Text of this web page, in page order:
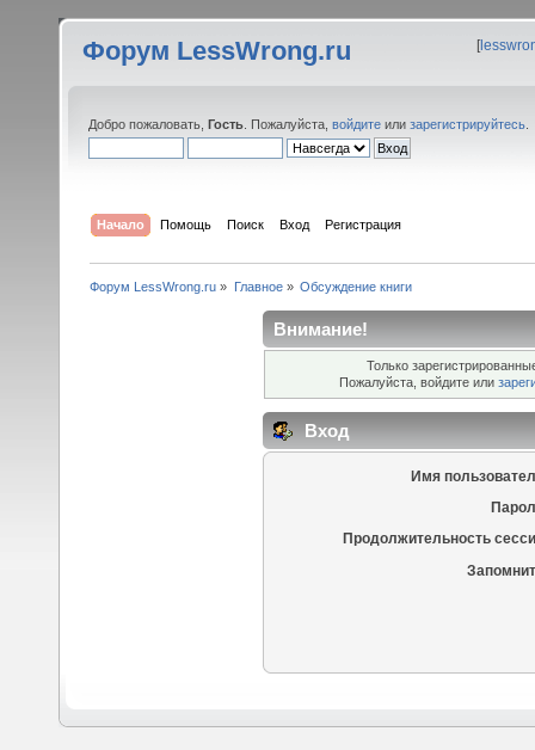
Форум LessWrong.ru [
Добро пожаловать, Гость . Пожалуйста, войдите или зарегистрируйтесь
Начало Помощь Поиск Вход Регистрация
Форум LessWrong.ru » Главное» Обсуждение книги
Внимание!
Только
Пожалуйста, войдите или
Вход
Имя
Продолжительность